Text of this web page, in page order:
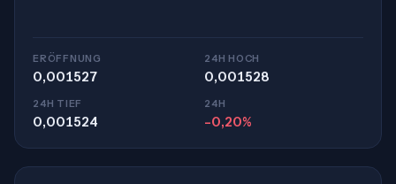
ERÖFFNUNG
0,001527
24H HOCH
0,001528
24H TIEF
0,001524
24H
-0,20%